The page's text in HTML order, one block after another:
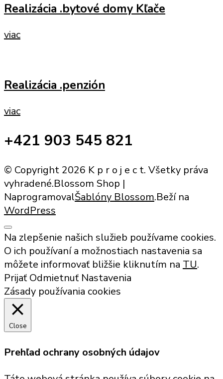
Realizácia .bytové domy Kľače
viac
Realizácia .penzión
viac
+421 903 545 821
© Copyright 2026 K p r o j e c t. Všetky práva
vyhradené.Blossom Shop |
NaprogramovalŠablóny Blossom.Beží na
WordPress
Na zlepšenie našich služieb používame cookies.
O ich používaní a možnostiach nastavenia sa
môžete informovať bližšie kliknutím na TU.
Prijať Odmietnuť Nastavenia
Zásady používania cookies
Close
Prehľad ochrany osobných údajov